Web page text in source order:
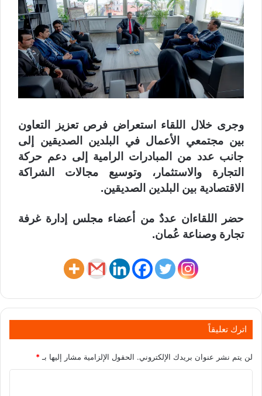
وجرى خلال اللقاء استعراض فرص تعزيز التعاون
بين مجتمعي الأعمال في البلدين الصديقين إلى
جانب عدد من المبادرات الرامية إلى دعم حركة
التجارة والاستثمار، وتوسيع مجالات الشراكة
الاقتصادية بين البلدين الصديقين.
حضر اللقاءان عددٌ من أعضاء مجلس إدارة غرفة
تجارة وصناعة عُمان.
اترك تعليقاً
لن يتم نشر عنوان بريدك الإلكتروني. الحقول الإلزامية مشار إليها بـ *